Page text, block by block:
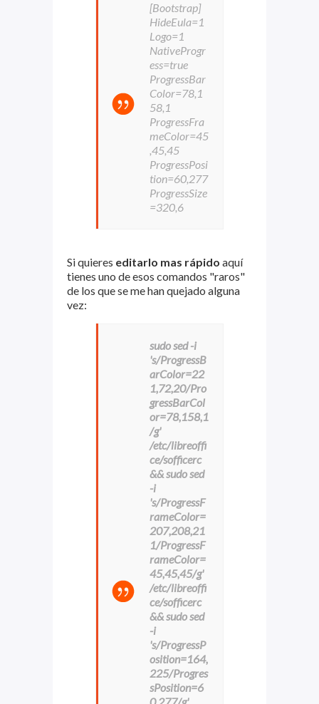
[Bootstrap]
HideEula=1
Logo=1
NativeProgr
ess=true
ProgressBar
Color=78,1
58,1
ProgressFra
meColor=45
,45,45
ProgressPosi
tion=60,277
ProgressSize
=320,6
Si quieres editarlo mas rápido aquí
tienes uno de esos comandos "raros"
de los que se me han quejado alguna
vez:
sudo sed -i
's/ProgressB
arColor=22
1,72,20/Pro
gressBarCol
or=78,158,1
/g'
/etc/libreoffi
ce/sofficerc
&& sudo sed
-i
's/ProgressF
rameColor=
207,208,21
1/ProgressF
rameColor=
45,45,45/g'
/etc/libreoffi
ce/sofficerc
&& sudo sed
-i
's/ProgressP
osition=164,
225/Progres
sPosition=6